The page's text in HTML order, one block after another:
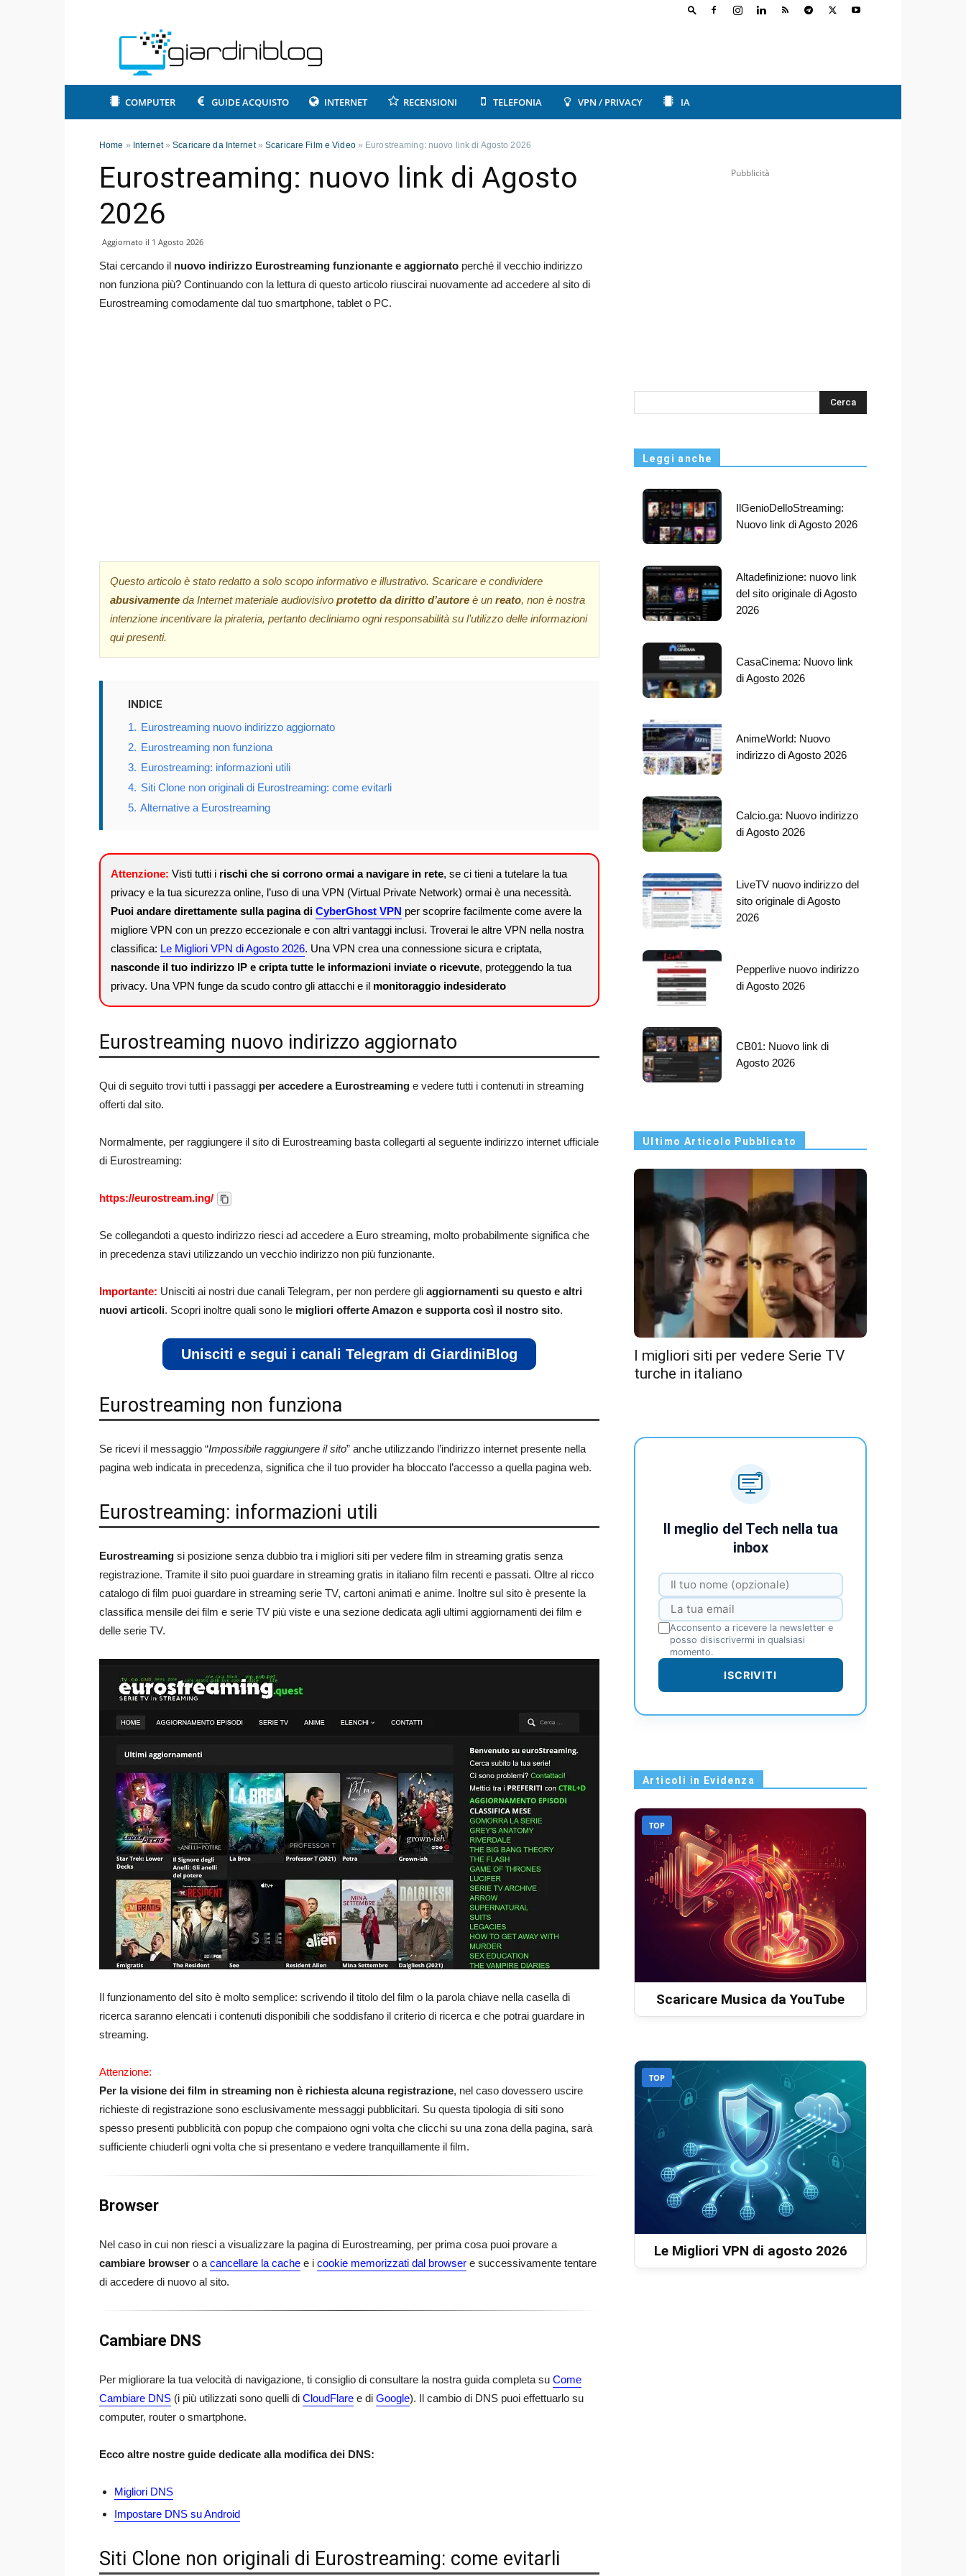
COMPUTER GUIDE ACQUISTO INTERNET RECENSIONI TELEFONIA VPN / PRIVACY IA
Home » Internet»Scaricare da Internet»Scaricare Film e Video» Eurostreaming: nuovo link di Agosto 2026
Eurostreaming: nuovo link di Agosto
2026
Aggiornato il 1 Agosto 2026
Stai cercando il nuovo indirizzo Eurostreaming funzionante e aggiornato perché il vecchio indirizzo
non funziona più? Continuando con la lettura di questo articolo riuscirai nuovamente ad accedere al sito di
Eurostreaming comodamente dal tuo smartphone, tablet o PC.
Questo articolo è stato redatto a solo scopo informativo e illustrativo. Scaricare e condividere
abusivamente da Internet materiale audiovisivo protetto da diritto d’autore è un reato, non è nostra
intenzione incentivare la pirateria, pertanto decliniamo ogni responsabilità su l’utilizzo delle informazioni
qui presenti.
INDICE
1. Eurostreaming nuovo indirizzo aggiornato
2. Eurostreaming non funziona
3. Eurostreaming: informazioni utili
4. Siti Clone non originali di Eurostreaming: come evitarli
5. Alternative a Eurostreaming
Attenzione: Visti tutti i rischi che si corrono ormai a navigare in rete, se ci tieni a tutelare la tua
privacy e la tua sicurezza online, l’uso di una VPN (Virtual Private Network) ormai è una necessità.
Puoi andare direttamente sulla pagina di CyberGhost VPN per scoprire facilmente come avere la
migliore VPN con un prezzo eccezionale e con altri vantaggi inclusi. Troverai le altre VPN nella nostra
classifica: Le Migliori VPN di Agosto 2026. Una VPN crea una connessione sicura e criptata,
nasconde il tuo indirizzo IP e cripta tutte le informazioni inviate o ricevute, proteggendo la tua
privacy. Una VPN funge da scudo contro gli attacchi e il monitoraggio indesiderato
Eurostreaming nuovo indirizzo aggiornato
Qui di seguito trovi tutti i passaggi per accedere a Eurostreaming e vedere tutti i contenuti in streaming
offerti dal sito.
Normalmente, per raggiungere il sito di Eurostreaming basta collegarti al seguente indirizzo internet ufficiale
di Eurostreaming:
https://eurostream.ing/
Se collegandoti a questo indirizzo riesci ad accedere a Euro streaming, molto probabilmente significa che
in precedenza stavi utilizzando un vecchio indirizzo non più funzionante.
Importante: Unisciti ai nostri due canali Telegram, per non perdere gli aggiornamenti su questo e altri
nuovi articoli. Scopri inoltre quali sono le migliori offerte Amazon e supporta così il nostro sito.
Unisciti e segui i canali Telegram di GiardiniBlog
Eurostreaming non funziona
Se ricevi il messaggio “Impossibile raggiungere il sito” anche utilizzando l’indirizzo internet presente nella
pagina web indicata in precedenza, significa che il tuo provider ha bloccato l’accesso a quella pagina web.
Eurostreaming: informazioni utili
Eurostreaming si posizione senza dubbio tra i migliori siti per vedere film in streaming gratis senza
registrazione. Tramite il sito puoi guardare in streaming gratis in italiano film recenti e passati. Oltre al ricco
catalogo di film puoi guardare in streaming serie TV, cartoni animati e anime. Inoltre sul sito è presente la
classifica mensile dei film e serie TV più viste e una sezione dedicata agli ultimi aggiornamenti dei film e
delle serie TV.
Il funzionamento del sito è molto semplice: scrivendo il titolo del film o la parola chiave nella casella di
ricerca saranno elencati i contenuti disponibili che soddisfano il criterio di ricerca e che potrai guardare in
streaming.
Attenzione:
Per la visione dei film in streaming non è richiesta alcuna registrazione, nel caso dovessero uscire
richieste di registrazione sono esclusivamente messaggi pubblicitari. Su questa tipologia di siti sono
spesso presenti pubblicità con popup che compaiono ogni volta che clicchi su una zona della pagina, sarà
sufficiente chiuderli ogni volta che si presentano e vedere tranquillamente il film.
Browser
Nel caso in cui non riesci a visualizzare la pagina di Eurostreaming, per prima cosa puoi provare a
cambiare browser o a cancellare la cache e i cookie memorizzati dal browser e successivamente tentare
di accedere di nuovo al sito.
Cambiare DNS
Per migliorare la tua velocità di navigazione, ti consiglio di consultare la nostra guida completa su Come
Cambiare DNS (i più utilizzati sono quelli di CloudFlare e di Google). Il cambio di DNS puoi effettuarlo su
computer, router o smartphone.
Ecco altre nostre guide dedicate alla modifica dei DNS:
Migliori DNS
Impostare DNS su Android
Siti Clone non originali di Eurostreaming: come evitarli
Pubblicità
s
Leggi anche
IlGenioDelloStreaming:
Nuovo link di Agosto 2026
Altadefinizione: nuovo link
del sito originale di Agosto
2026
CasaCinema: Nuovo link
di Agosto 2026
AnimeWorld: Nuovo
indirizzo di Agosto 2026
Calcio.ga: Nuovo indirizzo
di Agosto 2026
LiveTV nuovo indirizzo del
sito originale di Agosto
2026
Pepperlive nuovo indirizzo
di Agosto 2026
CB01: Nuovo link di
Agosto 2026
Ultimo Articolo Pubblicato
I migliori siti per vedere Serie TV
turche in italiano
Il meglio del Tech nella tua
inbox
Acconsento a ricevere la newsletter e
posso disiscrivermi in qualsiasi
momento.
ISCRIVITI
Articoli in Evidenza
TOP
Scaricare Musica da YouTube
TOP
Le Migliori VPN di agosto 2026